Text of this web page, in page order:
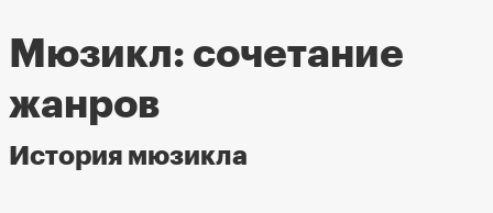
Мюзикл: сочетание
жанров
История мюзикла